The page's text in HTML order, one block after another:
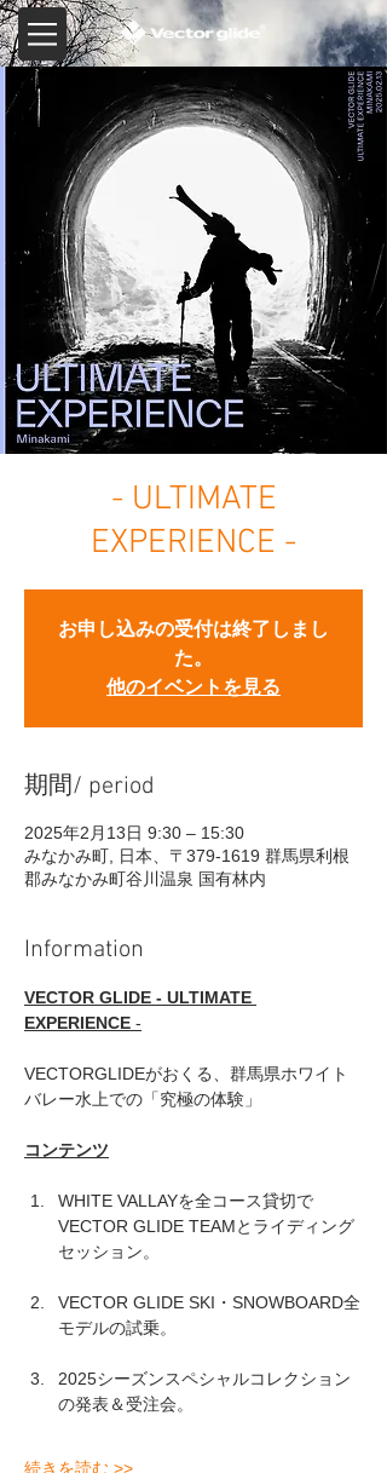
- ULTIMATE
EXPERIENCE -
お申し込みの受付は終了しまし
た。
他のイベントを見る
期間/ period
2025年2月13日 9:30 – 15:30
みなかみ町, 日本、〒379-1619 群馬県利根
郡みなかみ町谷川温泉 国有林内
Information
VECTOR GLIDE - ULTIMATE
EXPERIENCE -
VECTORGLIDEがおくる、群馬県ホワイト
バレー水上での「究極の体験」
コンテンツ
WHITE VALLAYを全コース貸切で
VECTOR GLIDE TEAMとライディング
セッション。
VECTOR GLIDE SKI・SNOWBOARD全
モデルの試乗。
2025シーズンスペシャルコレクション
の発表＆受注会。
続きを読む >>